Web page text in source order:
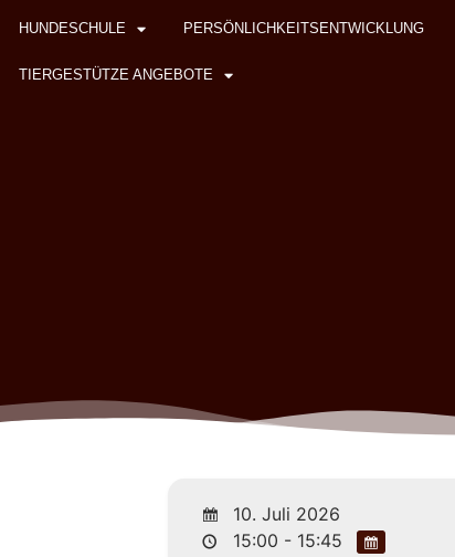
HUNDESCHULE PERSÖNLICHKEITSENTWICKLUNG
TIERGESTÜTZE ANGEBOTE
10. Juli 2026
15:00 - 15:45